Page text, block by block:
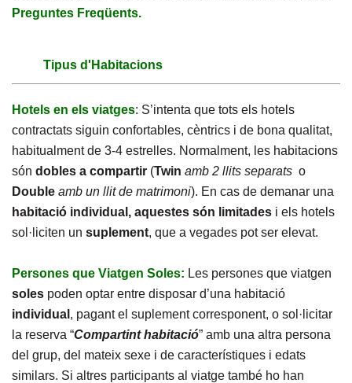
Preguntes Freqüents.
Tipus d'Habitacions
Hotels en els viatges: S’intenta que tots els hotels
contractats siguin confortables, cèntrics i de bona qualitat,
habitualment de 3-4 estrelles. Normalment, les habitacions
són dobles a compartir (Twin amb 2 llits separats o
Double amb un llit de matrimoni). En cas de demanar una
habitació individual, aquestes són limitades i els hotels
sol·liciten un suplement, que a vegades pot ser elevat.
Persones que Viatgen Soles: Les persones que viatgen
soles poden optar entre disposar d’una habitació
individual , pagant el suplement corresponent, o sol·licitar
la reserva “Compartint habitació” amb una altra persona
del grup, del mateix sexe i de característiques i edats
similars. Si altres participants al viatge també ho han